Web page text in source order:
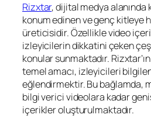
Rizxtar, dijital medya alanında
konum edinen ve genç kitleye
üreticisidir. Özellikle video
izleyicilerin dikkatini çeken
konular sunmaktadır.
temel amacı, izleyicileri
eğlendirmektir. Bu bağlamda,
bilgi verici videolara kadar
içerikler oluşturulmaktadır.